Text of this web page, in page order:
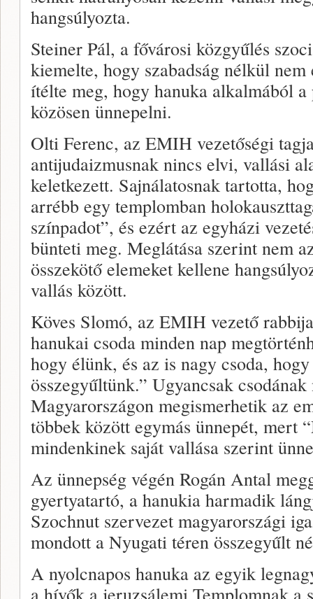
hangsúlyozta.
Steiner Pál, a fővárosi közgyűlés
kiemelte, hogy szabadság nélkül
ítélte meg, hogy hanuka alkalmából
közösen ünnepelni.
Olti Ferenc, az EMIH vezetőségi
antijudaizmusnak nincs elvi, vallási
keletkezett. Sajnálatosnak tartotta,
arrébb egy templomban
színpadot”, és ezért az egyházi
bünteti meg. Meglátása szerint nem
összekötő elemeket kellene
vallás között.
Köves Slomó, az EMIH vezető
hanukai csoda minden nap
hogy élünk, és az is nagy csoda,
összegyűltünk.” Ugyancsak
Magyarországon megismerhetik az
többek között egymás ünnepét, mert
mindenkinek saját vallása szerint
Az ünnepség végén Rogán Antal
gyertyatartó, a hanukia harmadik
Szochnut szervezet magyarországi
mondott a Nyugati téren összegyűlt
A nyolcnapos hanuka az egyik
a hívők a jeruzsálemi Templomnak a